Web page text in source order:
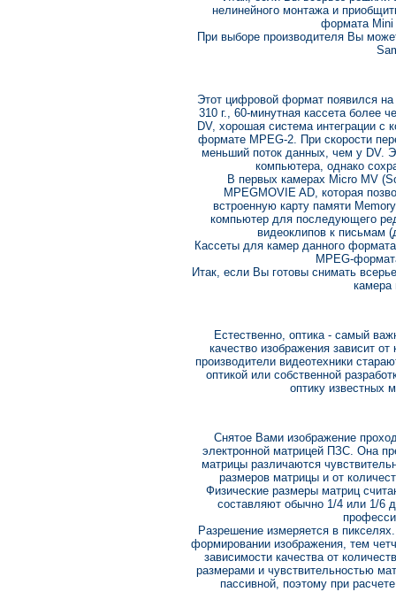
нелинейного монтажа и
формата Mini
При выборе производителя Вы
Этот цифровой формат появился
310 г., 60-минутная кассета более
DV, хорошая система интеграции
формате MPEG-2. При скорости
меньший поток данных, чем у DV.
компьютера, однако
В первых камерах Micro MV
MPEGMOVIE AD, которая
встроенную карту памяти
компьютер для последующего
видеоклипов к письмам
Кассеты для камер данного
MPEG-
Итак, если Вы готовы снимать
камера
Естественно, оптика - самый
качество изображения зависит
производители видеотехники
оптикой или собственной
оптику известных
Снятое Вами изображение
электронной матрицей ПЗС. Она
матрицы различаются
размеров матрицы и от
Физические размеры матриц
составляют обычно 1/4 или 1/6
Разрешение измеряется в
формировании изображения, тем
зависимости качества от
размерами и чувствительностью
пассивной, поэтому при